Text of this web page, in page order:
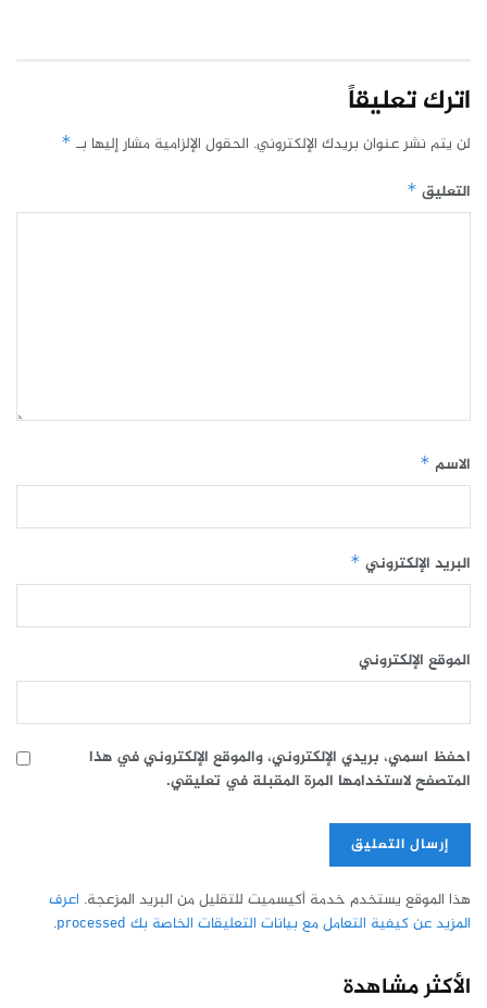
اترك تعليقاً
لن يتم نشر عنوان بريدك الإلكتروني. الحقول الإلزامية مشار إليها بـ *
التعليق *
الاسم *
البريد الإلكتروني *
الموقع الإلكتروني
احفظ اسمي، بريدي الإلكتروني، والموقع الإلكتروني في هذا
المتصفح لاستخدامها المرة المقبلة في تعليقي.
هذا الموقع يستخدم خدمة أكيسميت للتقليل من البريد المزعجة. اعرف
المزيد عن كيفية التعامل مع بيانات التعليقات الخاصة بك processed
.
الأكثر مشاهدة